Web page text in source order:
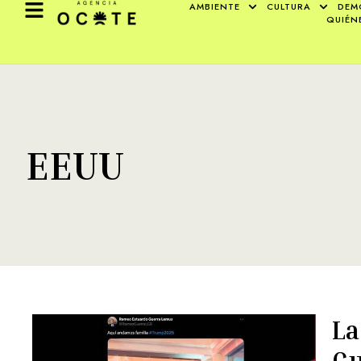
AMBIENTE CULTURA
EEUU